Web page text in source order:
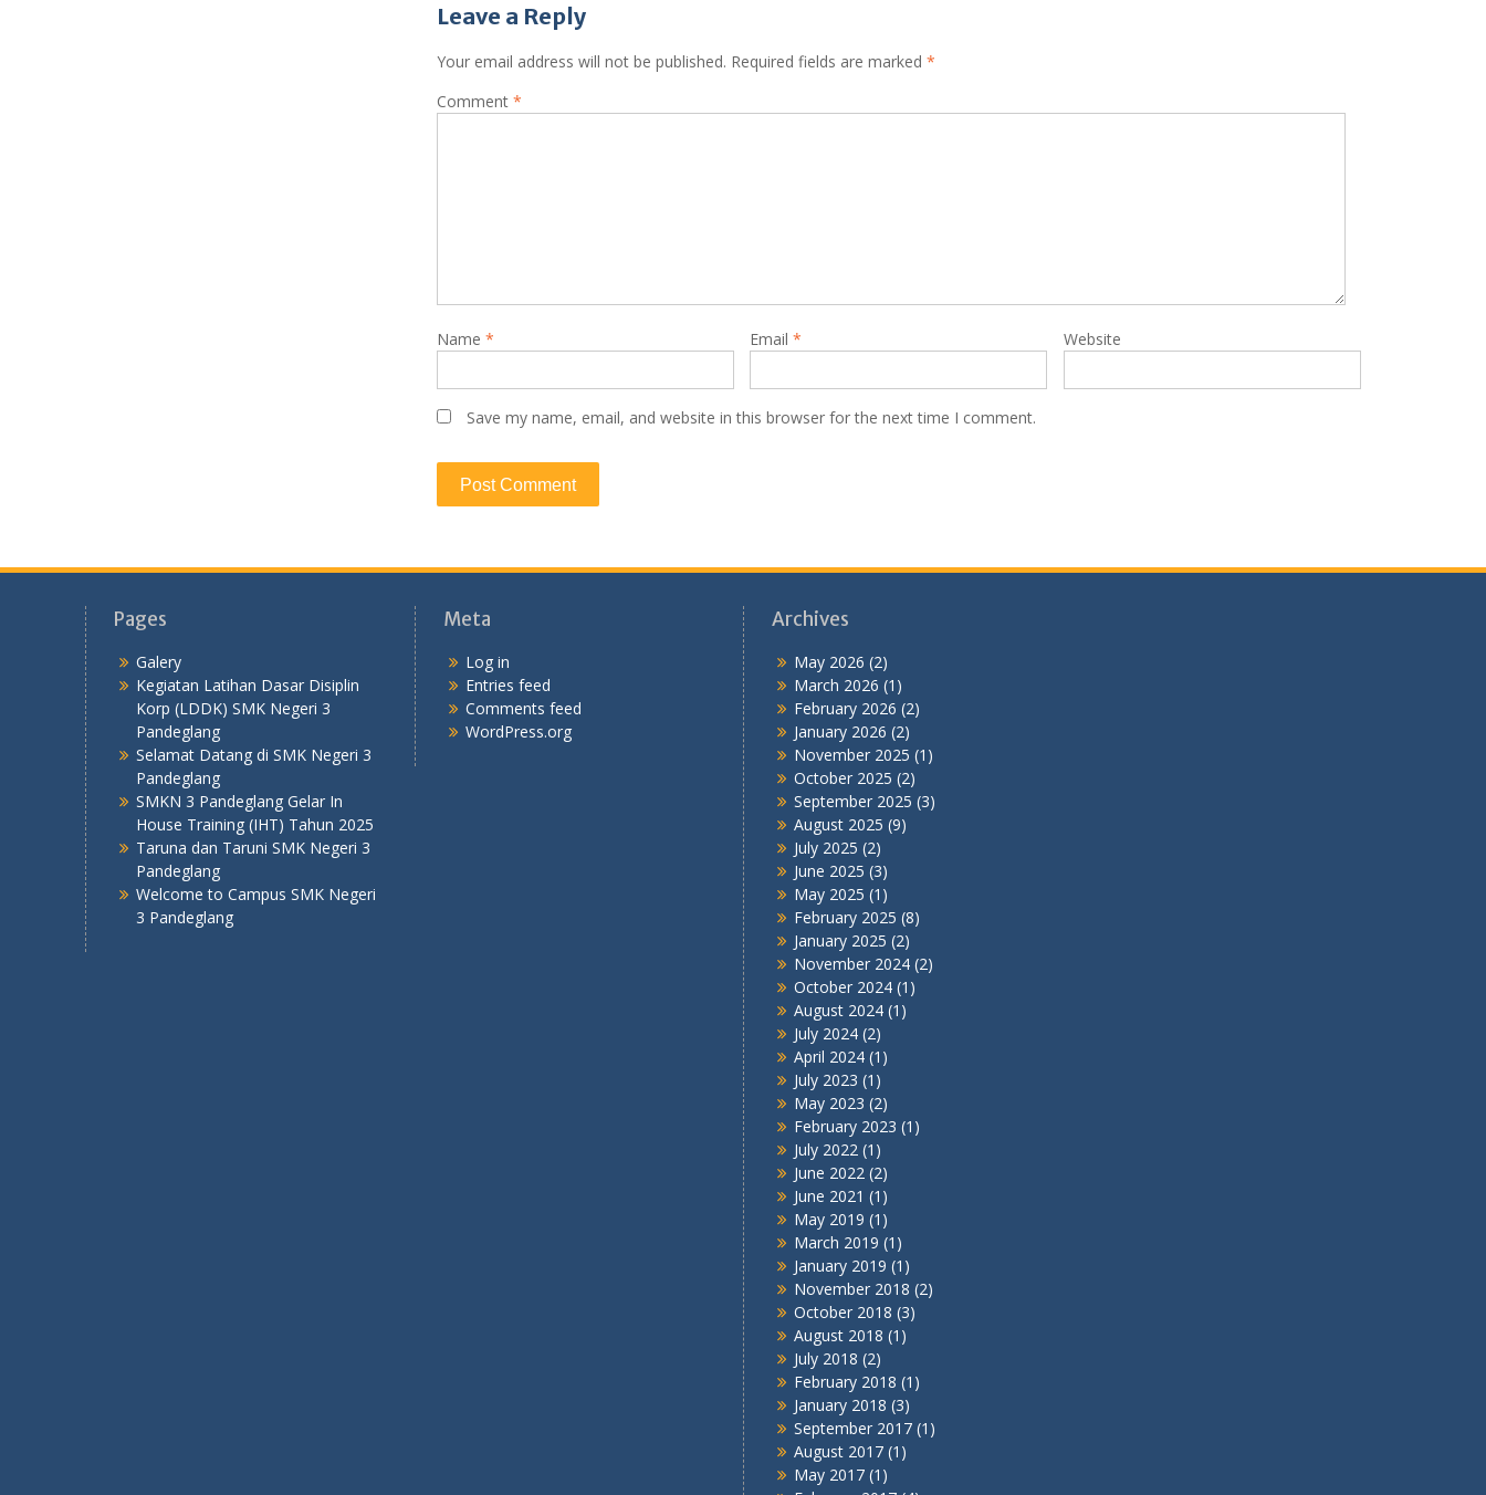
Leave a Reply
Your email address will not be published. Required fields are marked *
Comment *
Name * Email* Website
Save my name, email, and website in this browser for the next time I comment.
Pages
Galery
Kegiatan Latihan Dasar Disiplin
Korp (LDDK) SMK Negeri 3
Pandeglang
Selamat Datang di SMK Negeri 3
Pandeglang
SMKN 3 Pandeglang Gelar In
House Training (IHT) Tahun 2025
Taruna dan Taruni SMK Negeri 3
Pandeglang
Welcome to Campus SMK Negeri
3 Pandeglang
Meta
Log in
Entries feed
Comments feed
WordPress.org
Archives
May 2026 (2)
March 2026 (1)
February 2026 (2)
January 2026 (2)
November 2025 (1)
October 2025 (2)
September 2025 (3)
August 2025 (9)
July 2025 (2)
June 2025 (3)
May 2025 (1)
February 2025 (8)
January 2025 (2)
November 2024 (2)
October 2024 (1)
August 2024 (1)
July 2024 (2)
April 2024 (1)
July 2023 (1)
May 2023 (2)
February 2023 (1)
July 2022 (1)
June 2022 (2)
June 2021 (1)
May 2019 (1)
March 2019 (1)
January 2019 (1)
November 2018 (2)
October 2018 (3)
August 2018 (1)
July 2018 (2)
February 2018 (1)
January 2018 (3)
September 2017 (1)
August 2017 (1)
May 2017 (1)